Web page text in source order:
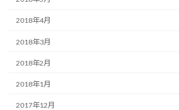
2018年4月
2018年3月
2018年2月
2018年1月
2017年12月